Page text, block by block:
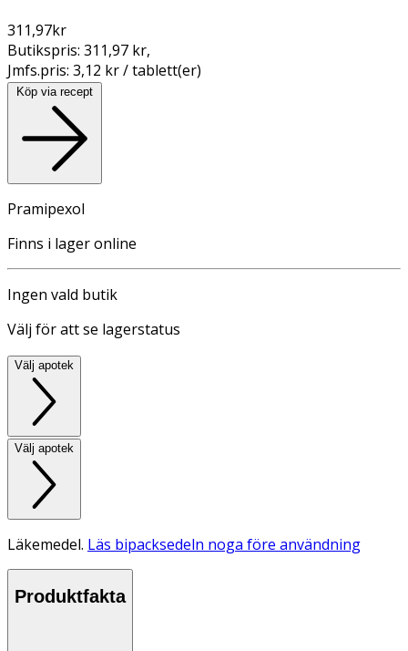
311,97kr
Butikspris: 311,97 kr,
Jmfs.pris: 3,12 kr / tablett(er)
Köp via recept
Pramipexol
Finns i lager online
Ingen vald butik
Välj för att se lagerstatus
Välj apotek
Välj apotek
Läkemedel. Läs bipacksedeln noga före användning
Produktfakta